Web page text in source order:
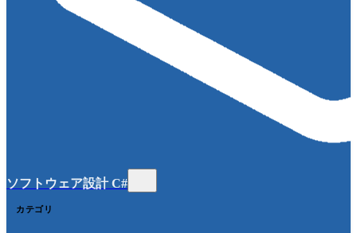
ソフトウェア設計 C#
カテゴリ